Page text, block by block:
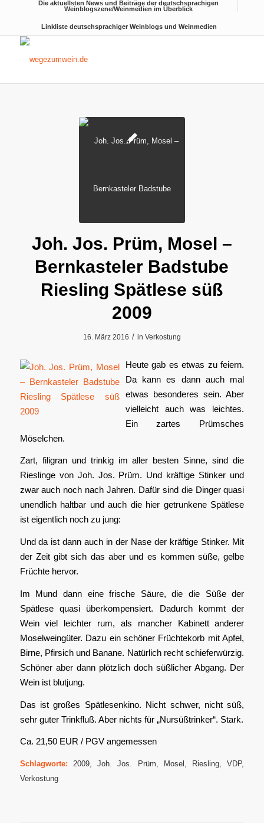
Die aktuellsten News und Beiträge der deutschsprachigen
Weinblogszene/Weinmedien im Überblick
Linkliste deutschsprachiger Weinblogs und Weinmedien
Joh. Jos. Prüm, Mosel –
Bernkasteler Badstube
Riesling Spätlese süß
2009
16. März 2016 / in Verkostung
Heute gab es etwas zu feiern.
Da kann es dann auch mal
etwas besonderes sein. Aber
vielleicht auch was leichtes.
Ein zartes Prümsches
Möselchen.
Zart, filigran und trinkig im aller besten Sinne, sind die
Rieslinge von Joh. Jos. Prüm. Und kräftige Stinker und
zwar auch noch nach Jahren. Dafür sind die Dinger quasi
unendlich haltbar und auch die hier getrunkene Spätlese
ist eigentlich noch zu jung:
Und da ist dann auch in der Nase der kräftige Stinker. Mit
der Zeit gibt sich das aber und es kommen süße, gelbe
Früchte hervor.
Im Mund dann eine frische Säure, die die Süße der
Spätlese quasi überkompensiert. Dadurch kommt der
Wein viel leichter rum, als mancher Kabinett anderer
Moselweingüter. Dazu ein schöner Früchtekorb mit Apfel,
Birne, Pfirsich und Banane. Natürlich recht schieferwürzig.
Schöner aber dann plötzlich doch süßlicher Abgang. Der
Wein ist blutjung.
Das ist großes Spätlesenkino. Nicht schwer, nicht süß,
sehr guter Trinkfluß. Aber nichts für „Nursüßtrinker“. Stark.
Ca. 21,50 EUR / PGV angemessen
Schlagworte: 2009,Joh. Jos. Prüm Mosel Riesling ,VDP,
Verkostung